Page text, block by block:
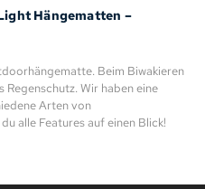
Hängematten –
Beim Biwakieren
Wir haben eine
Arten von
alle Features auf einen Blick!